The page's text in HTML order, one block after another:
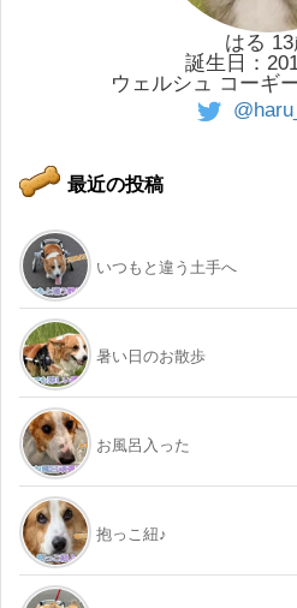
はる
誕生日：
ウェルシュ コーギ
最近の投稿
いつもと違う土手へ
暑い日のお散歩
お風呂入った
抱っこ紐♪